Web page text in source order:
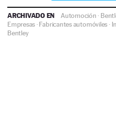
ARCHIVADO EN Automoción ·
Empresas ·Fabricantes automóviles ·
Bentley